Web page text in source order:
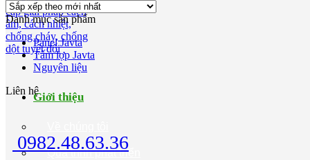
Giới thiệu
Quá trình phát triển
Danh mục sản phẩm
Panel Javta
Tấm lợp Javta
Nguyên liệu
Liên hệ
0982.48.63.36